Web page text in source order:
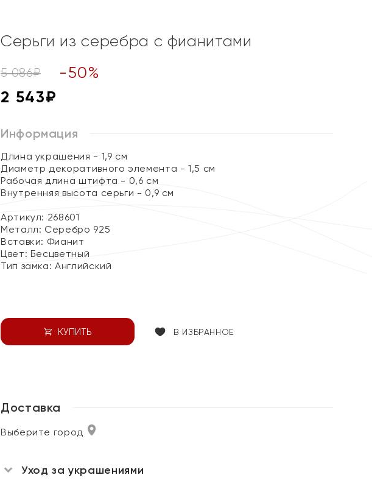
Серьги из серебра с фианитами
5 086₽ -50%
2 543₽
Информация
Длина украшения - 1,9 см
Диаметр декоративного элемента - 1,5 см
Рабочая длина штифта - 0,6 см
Внутренняя высота серьги - 0,9 см
Артикул: 268601
Металл: Серебро 925
Вставки: Фианит
Цвет: Бесцветный
Тип замка:Английский
КУПИТЬ В ИЗБРАННОЕ
Доставка
Выберите город
Уход за украшениями